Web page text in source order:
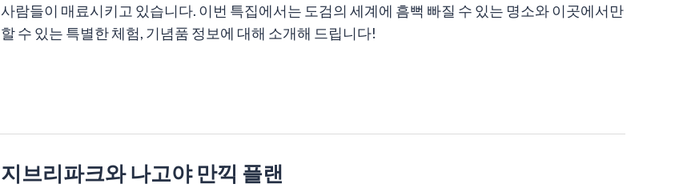
사람들이 매료시키고 있습니다. 이번 특집에서는 도검의 세계에 흠뻑 빠질 수 있는 명소와 이곳에서만
할 수 있는 특별한 체험, 기념품 정보에 대해 소개해 드립니다!
지브리파크와 나고야 만끽 플랜